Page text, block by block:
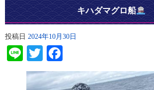
キハダマグロ船
投稿日 2024年10月30日
LineTwitter